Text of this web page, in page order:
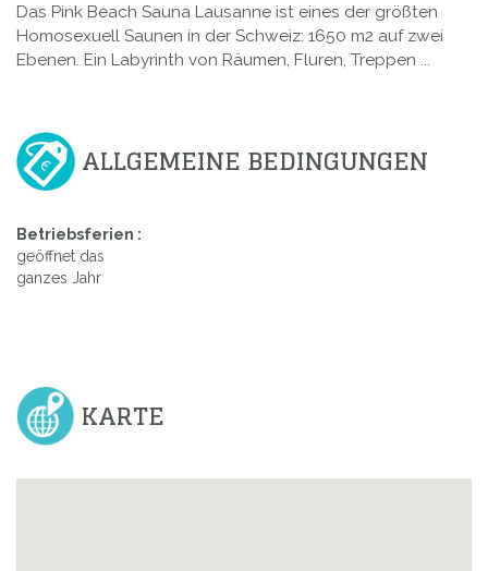
Das Pink Beach Sauna Lausanne ist eines der größten
Homosexuell Saunen in der Schweiz: 1650 m2 auf zwei
Ebenen. Ein Labyrinth von Räumen, Fluren, Treppen ...
ALLGEMEINE BEDINGUNGEN
Betriebsferien :
geöffnet das
ganzes Jahr
KARTE